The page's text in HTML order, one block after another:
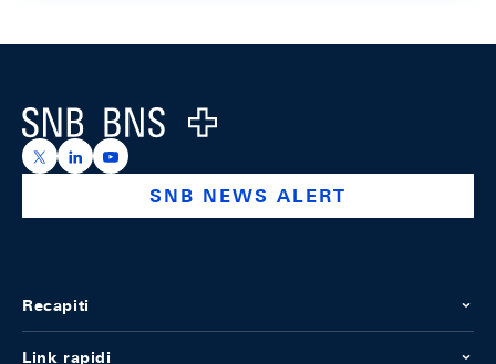
Logo
https://x.com/snb_bns
https://ch.linkedin.com/company/swiss-national-
https://www.youtube.com/@swissnationalbank
SNB NEWS ALERT
Recapiti
Link rapidi